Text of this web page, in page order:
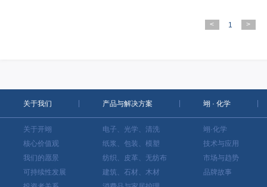
< 1 >
关于我们
关于开翊
核心价值观
我们的愿景
可持续性发展
产品与解决方案
电子、光学、清洗
纸浆、包装、模塑
纺织、皮革、无纺布
建筑、石材、木材
翊 · 化学
翊·化学
技术与应用
市场与趋势
品牌故事